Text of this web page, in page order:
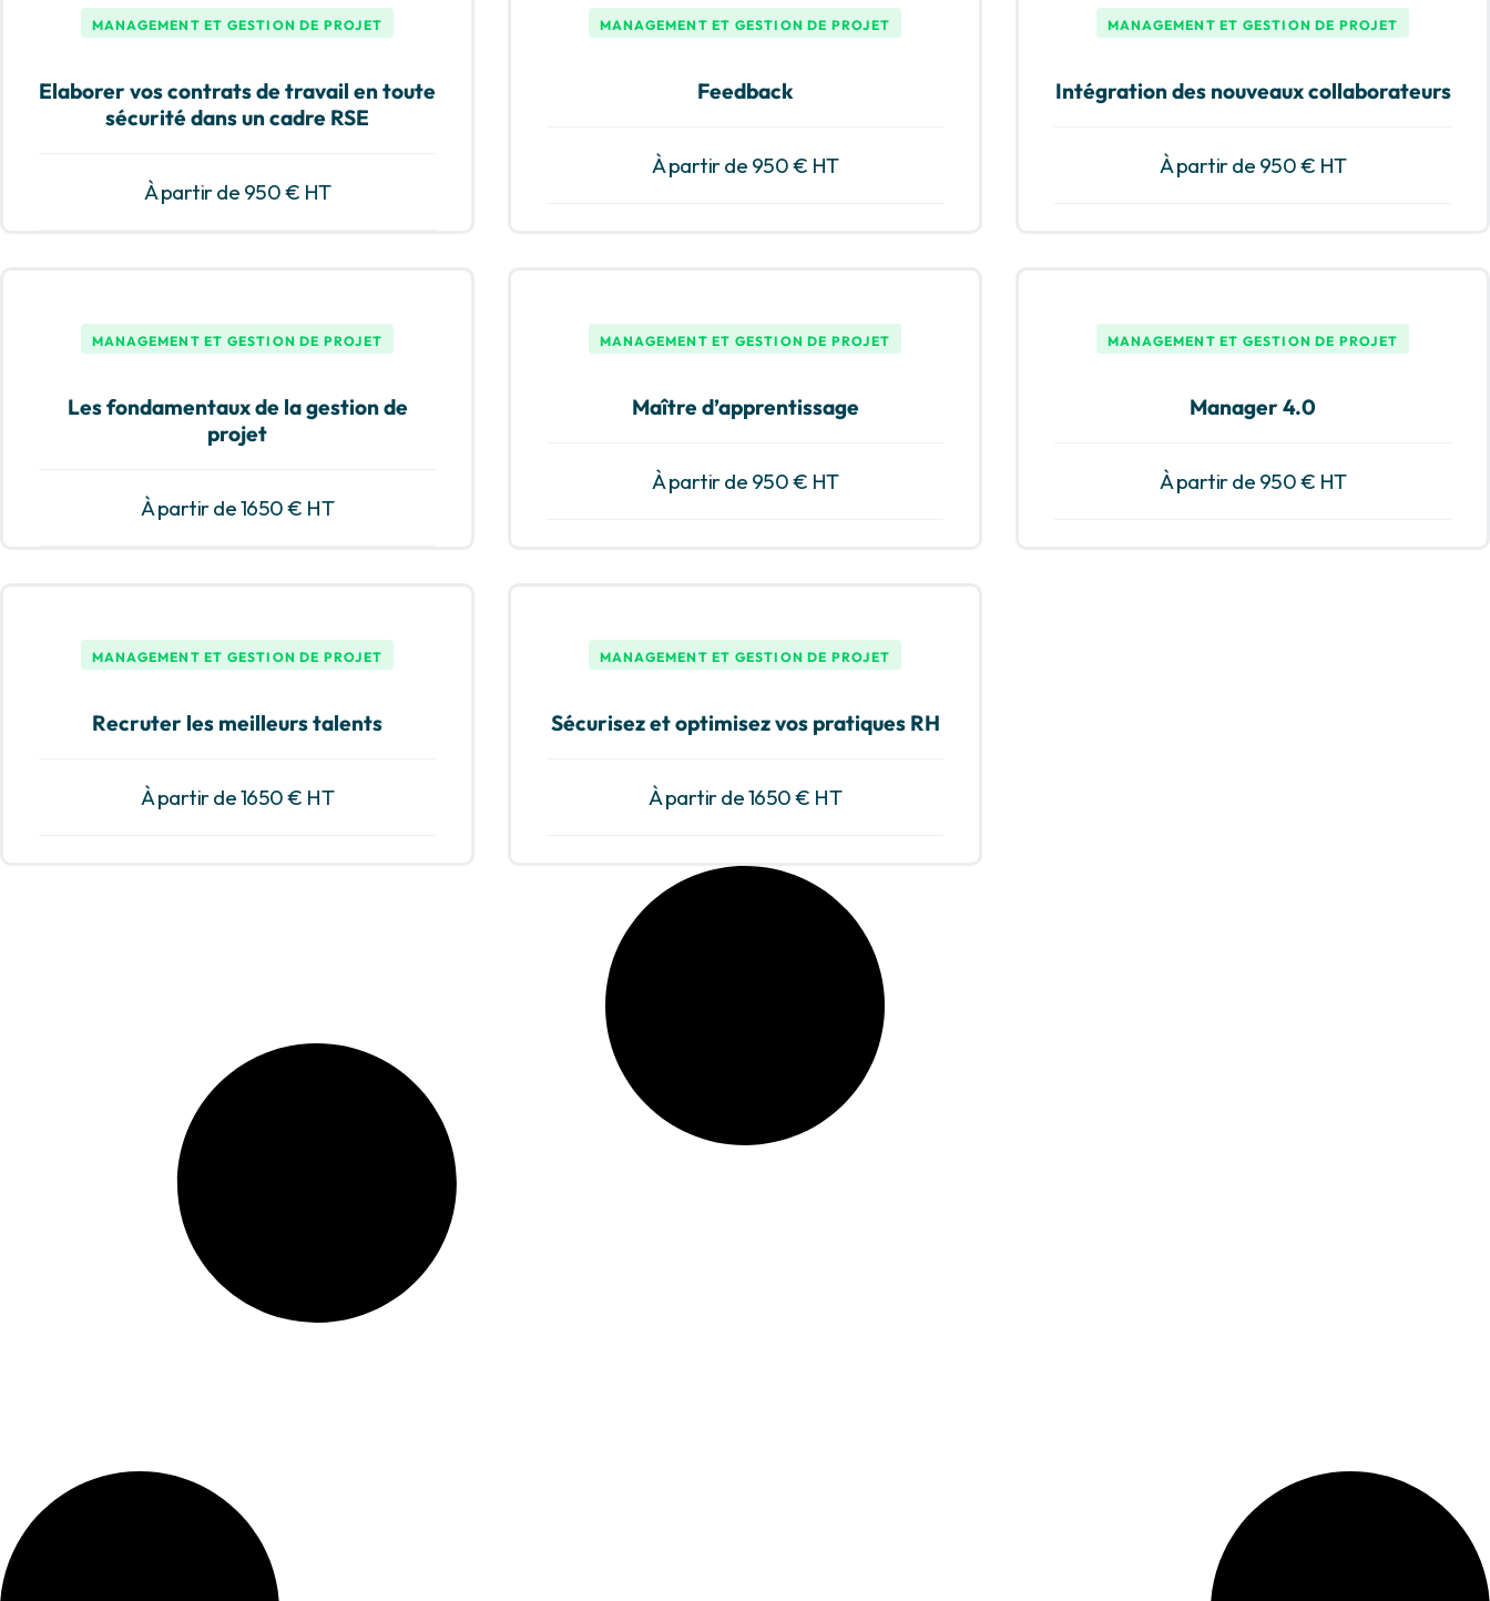
MANAGEMENT ET GESTION DE PROJET
Elaborer vos contrats de travail en toute
sécurité dans un cadre RSE
À partir de 950 € HT
MANAGEMENT ET GESTION DE PROJET
Feedback
À partir de 950 € HT
MANAGEMENT ET GESTION DE PROJET
Intégration des nouveaux collaborateurs
À partir de 950 € HT
MANAGEMENT ET GESTION DE PROJET
Les fondamentaux de la gestion de
projet
À partir de 1650 € HT
MANAGEMENT ET GESTION DE PROJET
Maître d’apprentissage
À partir de 950 € HT
MANAGEMENT ET GESTION DE PROJET
Manager 4.0
À partir de 950 € HT
MANAGEMENT ET GESTION DE PROJET
Recruter les meilleurs talents
À partir de 1650 € HT
MANAGEMENT ET GESTION DE PROJET
Sécurisez et optimisez vos pratiques RH
À partir de 1650 € HT